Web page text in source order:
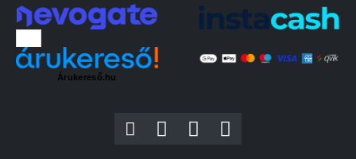
Árukereső.hu